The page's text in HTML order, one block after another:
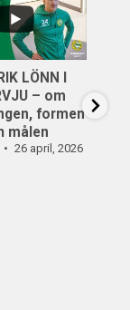
LÖNN I
– om
formen
målen
26 april, 2026